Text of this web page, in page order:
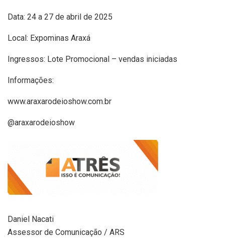
Data: 24 a 27 de abril de 2025
Local: Expominas Araxá
Ingressos: Lote Promocional – vendas iniciadas
Informações:
www.araxarodeioshow.com.br
@araxarodeioshow
Daniel Nacati
Assessor de Comunicação / ARS